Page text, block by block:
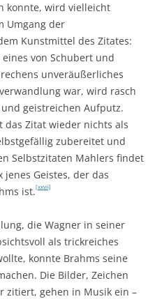
konnte, wird vielleicht
Umgang der
Kunstmittel des Zitates:
von Schubert und
unveräußerliches
war, wird rasch
geistreichen Aufputz.
das Zitat wieder nichts als
zubereitet und
Selbstzitaten Mahlers findet
Geistes, der das
ist.[xxvii]
die Wagner in seiner
als trickreiches
konnte Brahms seine
Die Bilder, Zeichen
zitiert, gehen in Musik ein –